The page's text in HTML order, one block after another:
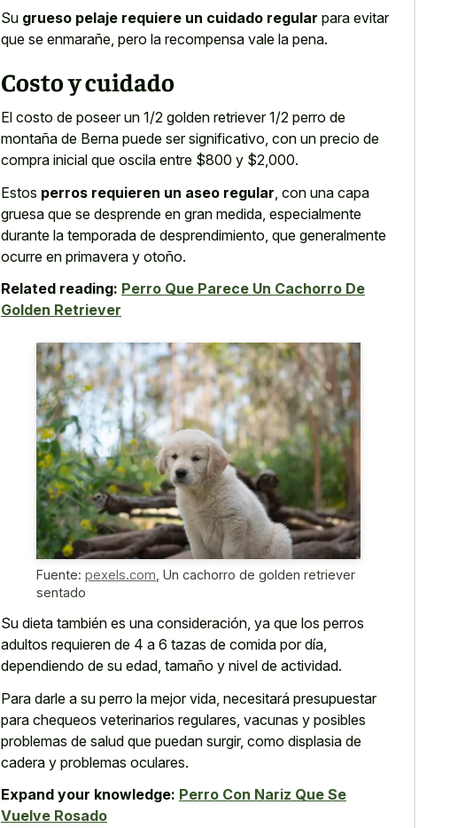
Su grueso pelaje requiere un cuidado regular para evitar
que se enmarañe, pero la recompensa vale la pena.
Costo y cuidado
El costo de poseer un 1/2 golden retriever 1/2 perro de
montaña de Berna puede ser significativo, con un precio de
compra inicial que oscila entre $800 y $2,000.
Estos perros requieren un aseo regular , con una capa
gruesa que se desprende en gran medida, especialmente
durante la temporada de desprendimiento, que generalmente
ocurre en primavera y otoño.
Related reading: Perro Que Parece Un Cachorro De
Golden Retriever
Fuente: pexels.com Un cachorro de golden retriever
sentado
Su dieta también es una consideración, ya que los perros
adultos requieren de 4 a 6 tazas de comida por día,
dependiendo de su edad, tamaño y nivel de actividad.
Para darle a su perro la mejor vida, necesitará presupuestar
para chequeos veterinarios regulares, vacunas y posibles
problemas de salud que puedan surgir, como displasia de
cadera y problemas oculares.
Expand your knowledge: Perro Con Nariz Que Se
Vuelve Rosado